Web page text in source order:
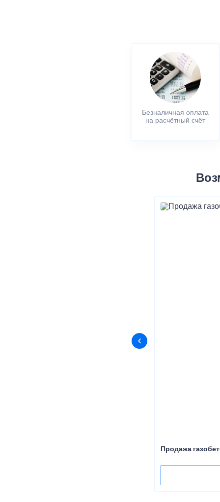
Безналичная оплата
на расчётный счёт
Продажа